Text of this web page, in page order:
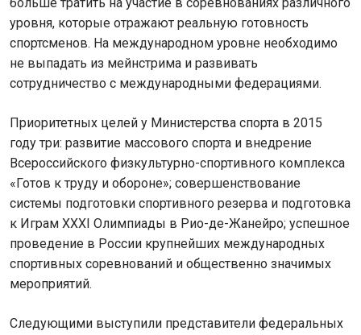
уровня, которые отражают реальную готовность
спортсменов. На международном уровне необходимо
не выпадать из мейнстрима и развивать
сотрудничество с международными федерациями.
Приоритетных целей у Министерства спорта в 2015
году три: развитие массового спорта и внедрение
Всероссийского физкультурно-спортивного комплекса
«Готов к труду и обороне»; совершенствование
системы подготовки спортивного резерва и подготовка
к Играм XXXI Олимпиады в Рио-де-Жанейро; успешное
проведение в России крупнейших международных
спортивных соревнований и общественно значимых
мероприятий.
Следующими выступили представители федеральных